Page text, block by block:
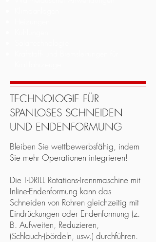
TECHNOLOGIE FÜR
SPANLOSES SCHNEIDEN
UND ENDENFORMUNG
Bleiben Sie wettbewerbsfähig, indem
Sie mehr Operationen integrieren!
Die T-DRILL Rotations-Trennmaschine mit
Inline-Endenformung kann das
Schneiden von Rohren gleichzeitig mit
Eindrückungen oder Endenformung (z.
B. Aufweiten, Reduzieren,
(Schlauch-)bördeln, usw.) durchführen.